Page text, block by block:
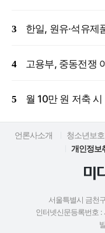
언론사소개 청소년보
개인정보
서울특별시 금천
인터넷신문등록번호 :